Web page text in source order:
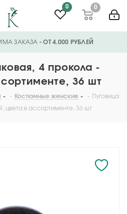
0 0
ЗАКАЗА - ОТ 4.000 РУБЛЕЙ
4 прокола -
36 шт
- Костюмные женские - Пуговица
цвета в ассортименте, 36 шт